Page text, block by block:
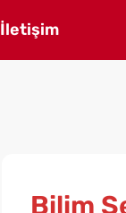
İletişim
Bilim